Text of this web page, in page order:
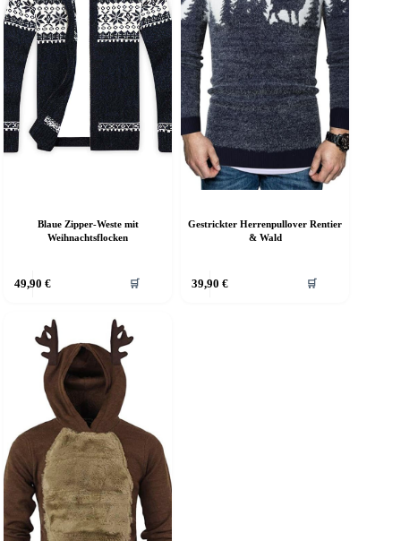
Blaue Zipper-Weste mit
Weihnachtsflocken
49,90 € 🛒
Gestrickter Herrenpullover Rentier
& Wald
39,90 € 🛒
Produkt
gewählt
werden